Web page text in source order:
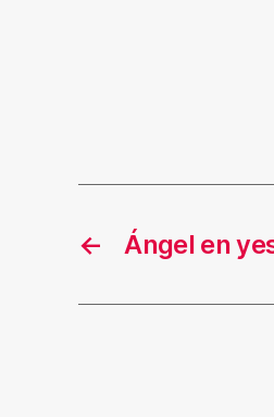
← Ángel en